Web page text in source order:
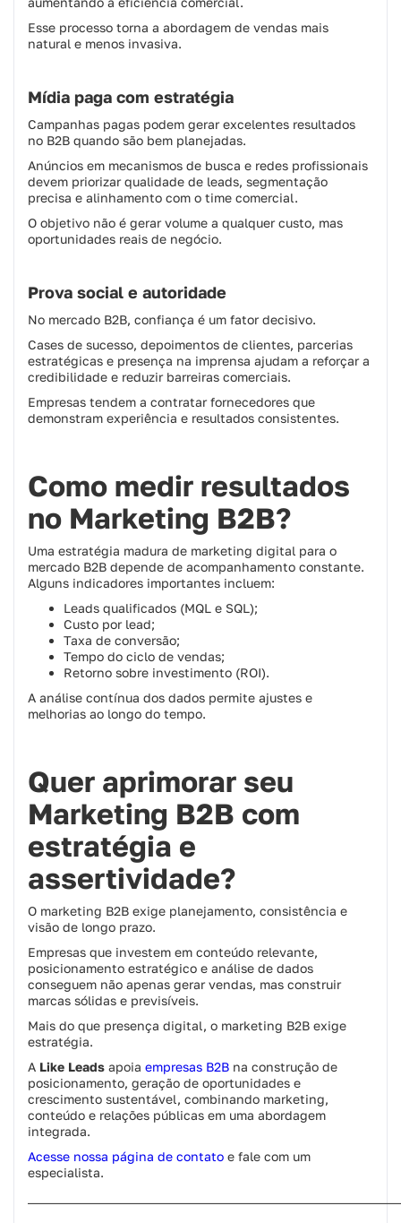
Esse processo torna a abordagem de vendas mais
natural e menos invasiva.
Mídia paga com estratégia
Campanhas pagas podem gerar excelentes resultados
no B2B quando são bem planejadas.
Anúncios em mecanismos de busca e redes profissionais
devem priorizar qualidade de leads, segmentação
precisa e alinhamento com o time comercial.
O objetivo não é gerar volume a qualquer custo, mas
oportunidades reais de negócio.
Prova social e autoridade
No mercado B2B, confiança é um fator decisivo.
Cases de sucesso, depoimentos de clientes, parcerias
estratégicas e presença na imprensa ajudam a reforçar a
credibilidade e reduzir barreiras comerciais.
Empresas tendem a contratar fornecedores que
demonstram experiência e resultados consistentes.
Como medir resultados
no Marketing B2B?
Uma estratégia madura de marketing digital para o
mercado B2B depende de acompanhamento constante.
Alguns indicadores importantes incluem:
Leads qualificados (MQL e SQL);
Custo por lead;
Taxa de conversão;
Tempo do ciclo de vendas;
Retorno sobre investimento (ROI).
A análise contínua dos dados permite ajustes e
melhorias ao longo do tempo.
Quer aprimorar seu
Marketing B2B com
estratégia e
assertividade?
O marketing B2B exige planejamento, consistência e
visão de longo prazo.
Empresas que investem em conteúdo relevante,
posicionamento estratégico e análise de dados
conseguem não apenas gerar vendas, mas construir
marcas sólidas e previsíveis.
Mais do que presença digital, o marketing B2B exige
estratégia.
A Like Leads apoia empresas B2B na construção de
posicionamento, geração de oportunidades e
crescimento sustentável, combinando marketing,
conteúdo e relações públicas em uma abordagem
integrada.
Acesse nossa página de contato e fale com um
especialista.